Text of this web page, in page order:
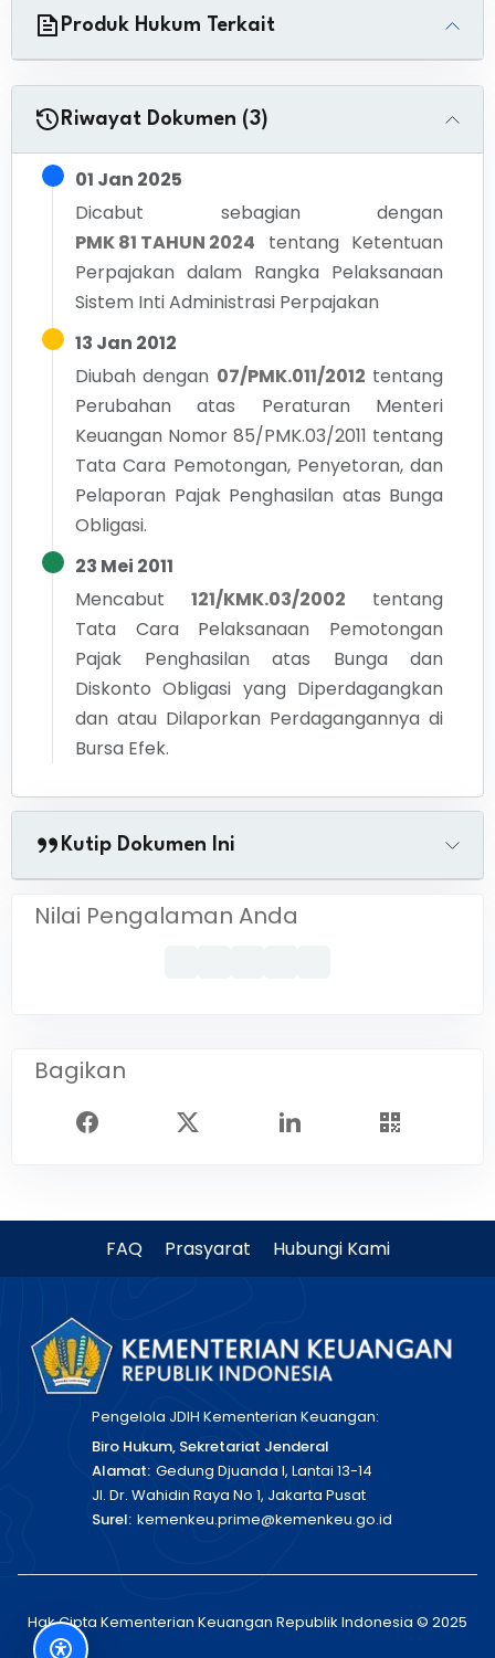
Produk Hukum Terkait
Riwayat Dokumen (3)
01 Jan 2025
Dicabut sebagian dengan
PMK 81 TAHUN 2024
tentang Ketentuan
Perpajakan dalam Rangka Pelaksanaan
Sistem Inti Administrasi Perpajakan
13 Jan 2012
Diubah dengan 07/PMK.011/2012 tentang
Perubahan atas Peraturan Menteri
Keuangan Nomor 85/PMK.03/2011 tentang
Tata Cara Pemotongan, Penyetoran, dan
Pelaporan Pajak Penghasilan atas Bunga
Obligasi.
23 Mei 2011
Mencabut
121/KMK.03/2002
tentang
Tata Cara Pelaksanaan Pemotongan
Pajak Penghasilan atas Bunga dan
Diskonto Obligasi yang Diperdagangkan
dan atau Dilaporkan Perdagangannya di
Bursa Efek.
Kutip Dokumen Ini
Nilai Pengalaman Anda
Bagikan
FAQ Prasyarat Hubungi Kami
Pengelola JDIH Kementerian Keuangan:
Biro Hukum, Sekretariat Jenderal
Alamat: Gedung Djuanda I, Lantai 13-14
Jl. Dr. Wahidin Raya No 1, Jakarta Pusat
Surel: kemenkeu.prime@kemenkeu.go.id
Hak Cipta Kementerian Keuangan Republik Indonesia © 2025